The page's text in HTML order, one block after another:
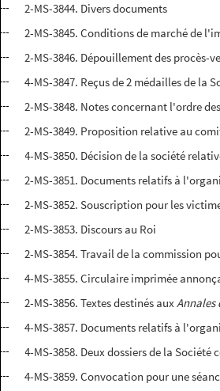
2-MS-3844. Divers documents
2-MS-3845. Conditions de marché de
2-MS-3846. Dépouillement des procès-
4-MS-3847. Reçus de 2 médailles de la
2-MS-3848. Notes concernant l'ordre
2-MS-3849. Proposition relative au
4-MS-3850. Décision de la société
2-MS-3851. Documents relatifs à
2-MS-3852. Souscription pour les
2-MS-3853. Discours au Roi
2-MS-3854. Travail de la commission
4-MS-3855. Circulaire imprimée
2-MS-3856. Textes destinés auxAnnales
4-MS-3857. Documents relatifs à
4-MS-3858. Deux dossiers de la
4-MS-3859. Convocation pour une